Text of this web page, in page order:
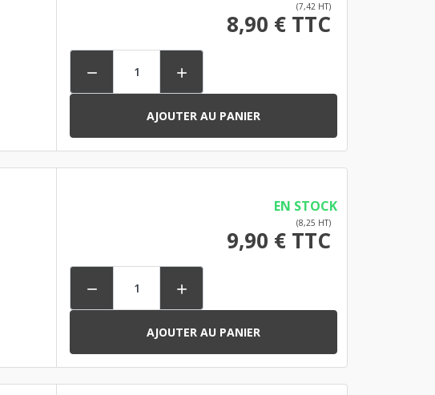
(7,42 HT)
8,90 € TTC
 
AJOUTER AU PANIER
EN STOCK
(8,25 HT)
9,90 € TTC
 
AJOUTER AU PANIER